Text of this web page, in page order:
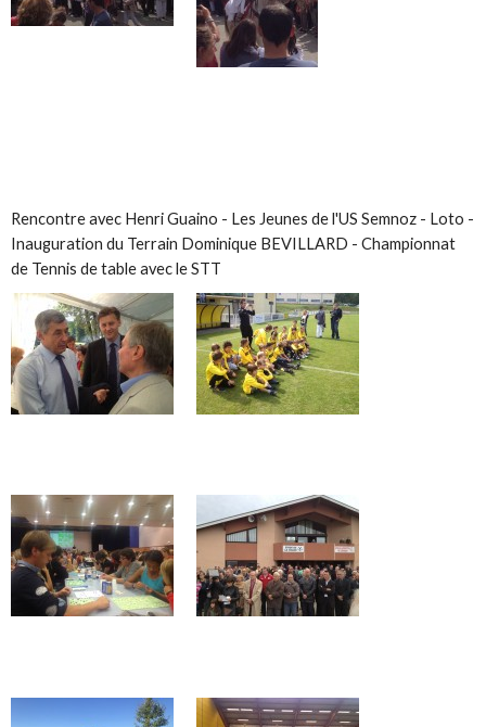
Rencontre avec Henri Guaino - Les Jeunes de l'US Semnoz - Loto -
Inauguration du Terrain Dominique BEVILLARD - Championnat
de Tennis de table avec le STT